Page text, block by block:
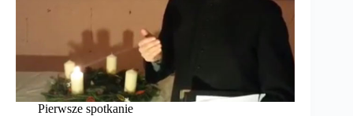
Pierwsze spotkanie